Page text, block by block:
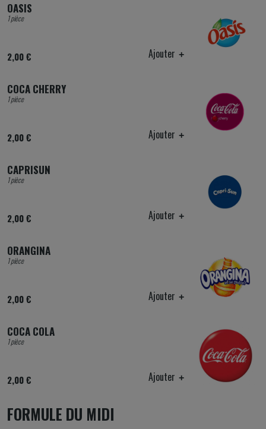
OASIS
1 pièce
2,00 € Ajouter
COCA CHERRY
1 pièce
2,00 € Ajouter
CAPRISUN
1 pièce
2,00 € Ajouter
ORANGINA
1 pièce
2,00 € Ajouter
COCA COLA
1 pièce
2,00 € Ajouter
FORMULE DU MIDI